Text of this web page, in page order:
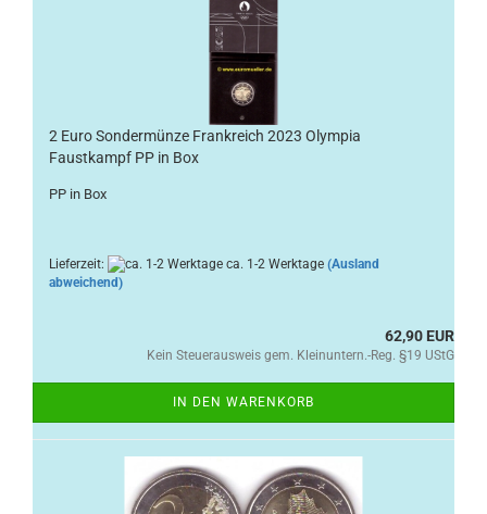
2 Euro Sondermünze Frankreich 2023 Olympia
Faustkampf PP in Box
PP in Box
Lieferzeit: ca. 1-2 Werktage (Ausland
abweichend)
62,90 EUR
Kein Steuerausweis gem. Kleinuntern.-Reg. §19 UStG
IN DEN WARENKORB